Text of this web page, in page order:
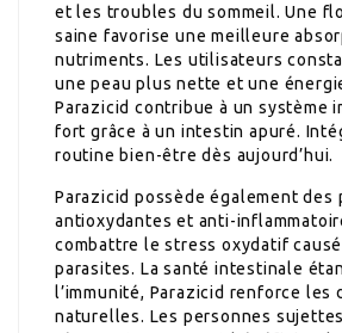
et les troubles du sommeil. Une
saine favorise une meilleure
nutriments. Les utilisateurs
une peau plus nette et une
Parazicid contribue à un système
fort grâce à un intestin apuré.
routine bien-être dès aujourd’hui.
Parazicid possède également des
antioxydantes et anti-
combattre le stress oxydatif
parasites. La santé intestinale
l’immunité, Parazicid renforce les
naturelles. Les personnes